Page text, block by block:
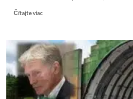
Čítajte viacRead
Peter
Tóth:
TRAMPOTY
VLÁDNEJ
KOALÍCE